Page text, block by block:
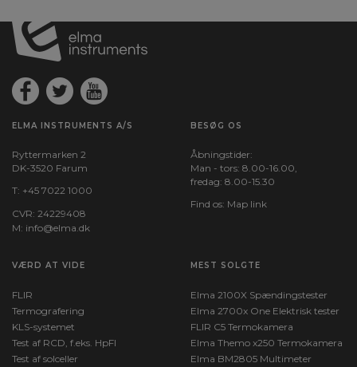
ELMA INSTRUMENTS A/S
Ryttermarken 2
DK-3520 Farum
T: +45 7022 1000
CVR: 24229408
M: info@elma.dk
BESØG OS
Åbningstider:
Man - tors: 8.00-16.00,
fredag: 8.00-15.30
Find os: Map link
VÆRD AT VIDE
FLIR
Termografering
KLS-systemet
Test af RCD, f.eks. HpFI
Test af solceller
MEST SOLGTE
Elma 2100X Spændingstester
Elma 2700x One Elektrisk tester
FLIR C5 Termokamera
Elma Themo x250 Termokamera
Elma BM2805 Multimeter